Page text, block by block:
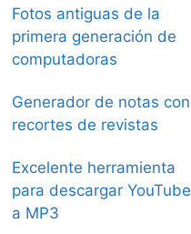
Fotos antiguas de la
primera generación de
computadoras
Generador de notas con
recortes de revistas
Excelente herramienta
para descargar YouTube
a MP3